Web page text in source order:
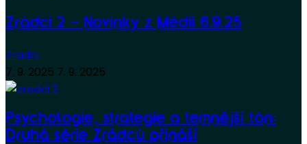
Zrádci 2 – Novinky z Médií 6.9.25
Zradci
7. 9. 2025 7. 9. 2025
Psychologie, strategie a temnější tón:
Druhá série Zrádců přináší